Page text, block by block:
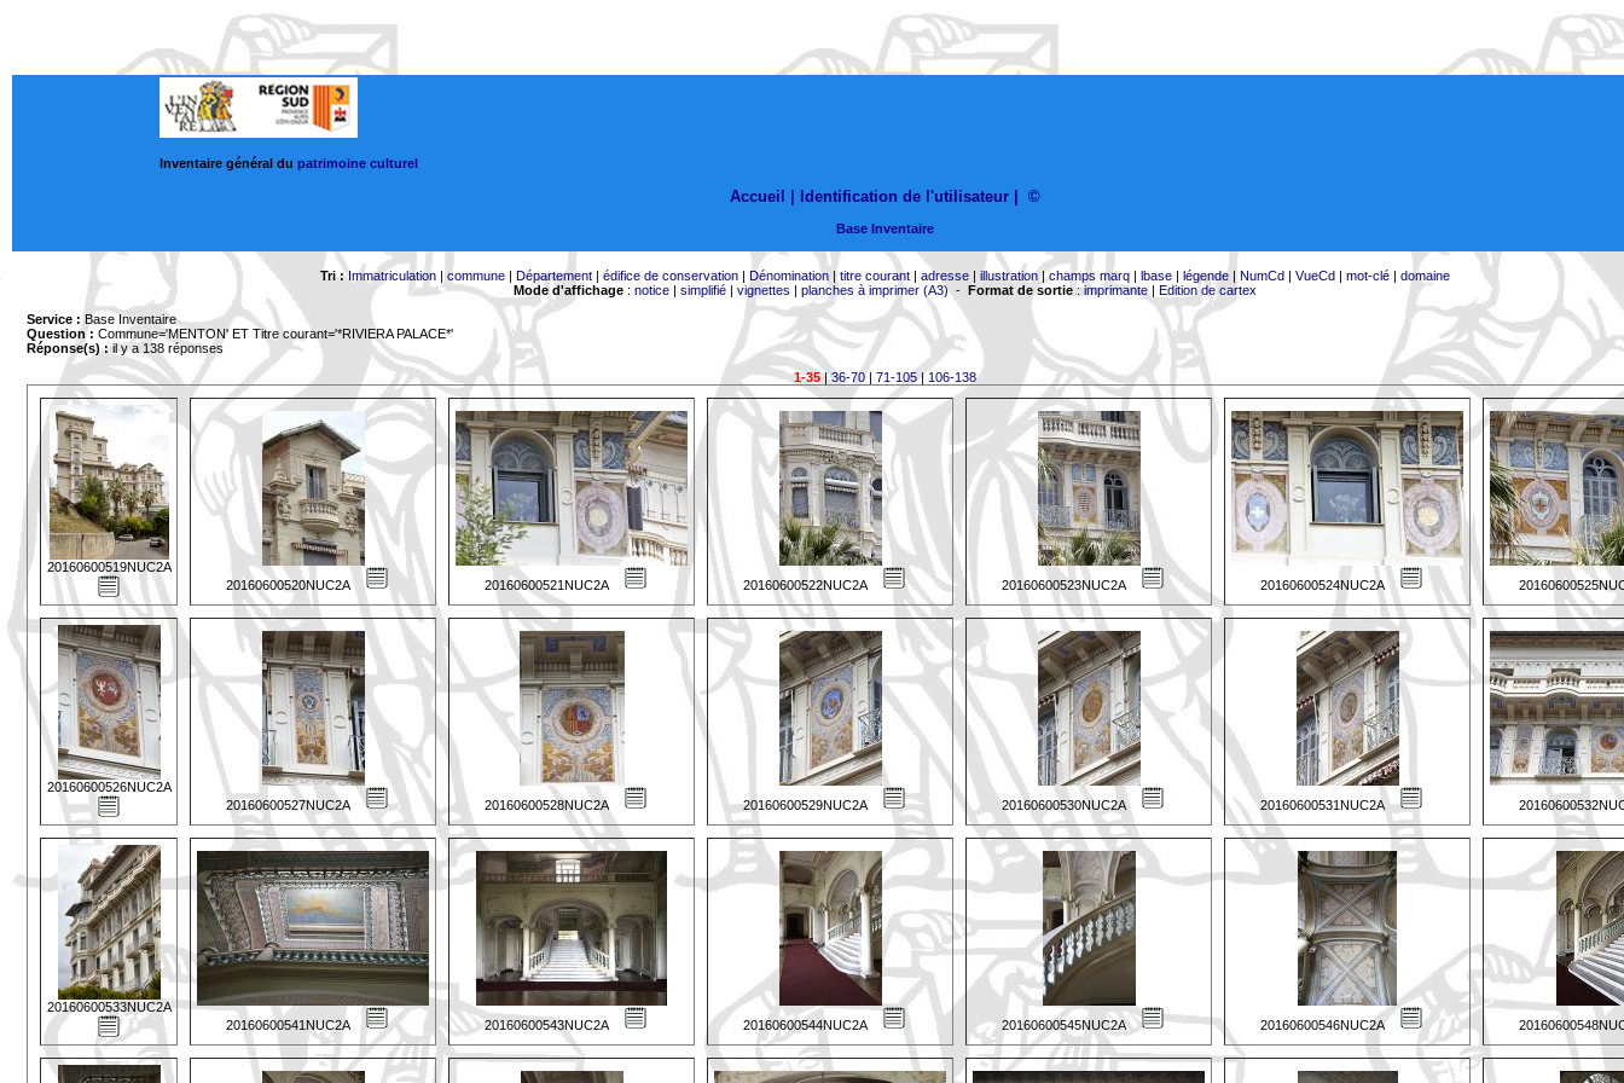
Inventaire général du patrimoine culturel
Accueil | Identification de l'utilisateur ©
Base Inventaire
Tri : Immatriculation| commune| Département| édifice de conservation| Dénomination| titre courant| adresse| illustration|champs marq| lbase| légende| NumCd| VueCd| mot-clé| domaine
Mode d'affichage: notice| simplifié| vignettes | planches à imprimer (A3)- Format de sortie:imprimante| Edition de cartex
Service : Base Inventaire
Question : Commune='MENTON' ET Titre courant='*RIVIERA PALACE*'
Réponse(s) :il y a 138 réponses
1-35|36-70| 71-105| 106-138
20160600519NUC2A
20160600520NUC2A
20160600521NUC2A 20160600522NUC2A 20160600523NUC2A 20160600524NUC2A
20160600526NUC2A
20160600527NUC2A
20160600528NUC2A 20160600529NUC2A 20160600530NUC2A 20160600531NUC2A
20160600533NUC2A
20160600541NUC2A
20160600543NUC2A 20160600544NUC2A 20160600545NUC2A 20160600546NUC2A